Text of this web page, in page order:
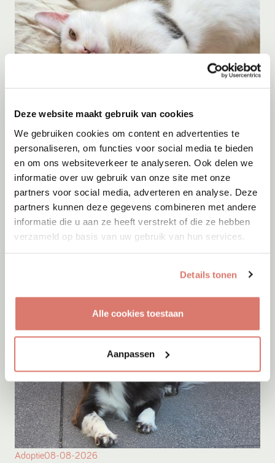
Deze website maakt gebruik van cookies
We gebruiken cookies om content en advertenties te
personaliseren, om functies voor social media te bieden
en om ons websiteverkeer te analyseren. Ook delen we
informatie over uw gebruik van onze site met onze
partners voor social media, adverteren en analyse. Deze
partners kunnen deze gegevens combineren met andere
informatie die u aan ze heeft verstrekt of die ze hebben
verzameld op basis van uw gebruik van hun services.
Details tonen
Alle cookies toestaan
Aanpassen
Adoptie08-08-2026
Suri
Assendelft
Adoptie08-08-2026